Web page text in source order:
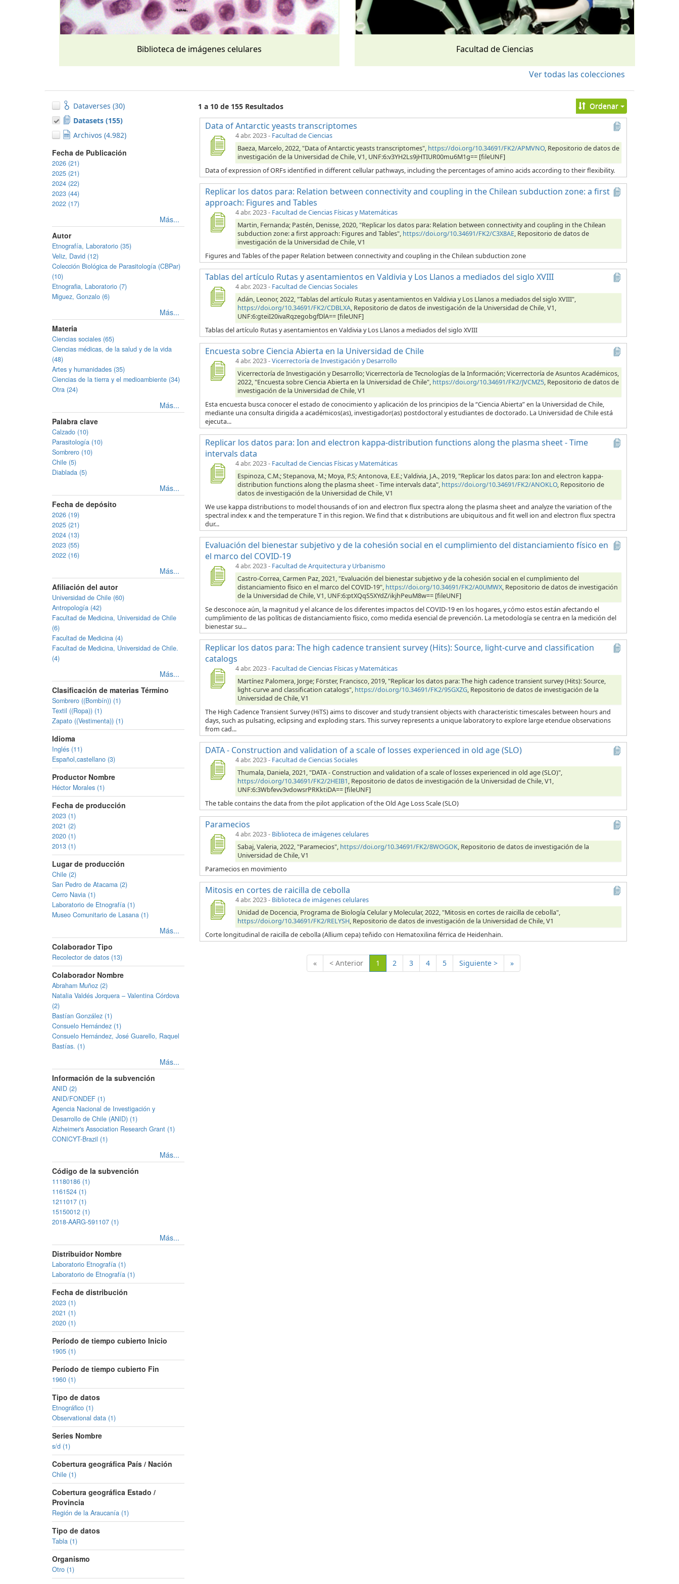
Biblioteca de imágenes celulares Facultad de Ciencias
Ver todas las colecciones
Dataverses (30)
Datasets (155)
Archivos (4.982)
Fecha de Publicación
2026 (21)
2025 (21)
2024 (22)
2023 (44)
2022 (17)
Más...
Autor
Etnografía, Laboratorio (35)
Veliz, David (12)
Colección Biológica de Parasitología (CBPar)
(10)
Etnografia, Laboratorio (7)
Miguez, Gonzalo (6)
Más...
Materia
Ciencias sociales (65)
Ciencias médicas, de la salud y de la vida
(48)
Artes y humanidades (35)
Ciencias de la tierra y el medioambiente (34)
Otra (24)
Más...
Palabra clave
Calzado (10)
Parasitología (10)
Sombrero (10)
Chile (5)
Diablada (5)
Más...
Fecha de depósito
2026 (19)
2025 (21)
2024 (13)
2023 (55)
2022 (16)
Más...
Afiliación del autor
Universidad de Chile (60)
Antropología (42)
Facultad de Medicina, Universidad de Chile
(6)
Facultad de Medicina (4)
Facultad de Medicina, Universidad de Chile.
(4)
Más...
Clasificación de materias Término
Sombrero ((Bombín)) (1)
Textil ((Ropa)) (1)
Zapato ((Vestimenta)) (1)
Idioma
Inglés (11)
Español,castellano (3)
Productor Nombre
Héctor Morales (1)
Fecha de producción
2023 (1)
2021 (2)
2020 (1)
2013 (1)
Lugar de producción
Chile (2)
San Pedro de Atacama (2)
Cerro Navia (1)
Laboratorio de Etnografía (1)
Museo Comunitario de Lasana (1)
Más...
Colaborador Tipo
Recolector de datos (13)
Colaborador Nombre
Abraham Muñoz (2)
Natalia Valdés Jorquera – Valentina Córdova
(2)
Bastían González (1)
Consuelo Hernández (1)
Consuelo Hernández, José Guarello, Raquel
Bastías. (1)
Más...
Información de la subvención
ANID (2)
ANID/FONDEF (1)
Agencia Nacional de Investigación y
Desarrollo de Chile (ANID) (1)
Alzheimer's Association Research Grant (1)
CONICYT-Brazil (1)
Más...
Código de la subvención
11180186 (1)
1161524 (1)
1211017 (1)
15150012 (1)
2018-AARG-591107 (1)
Más...
Distribuidor Nombre
Laboratorio Etnografía (1)
Laboratorio de Etnografía (1)
Fecha de distribución
2023 (1)
2021 (1)
2020 (1)
Período de tiempo cubierto Inicio
1905 (1)
Período de tiempo cubierto Fin
1960 (1)
Tipo de datos
Etnográfico (1)
Observational data (1)
Series Nombre
s/d (1)
Cobertura geográfica País / Nación
Chile (1)
Cobertura geográfica Estado /
Provincia
Región de la Araucanía (1)
Tipo de datos
Tabla (1)
Organismo
Otro (1)
1 a 10 de 155 Resultados Ordenar
Data of Antarctic yeasts transcriptomes
4 abr. 2023- Facultad de Ciencias
Baeza, Marcelo, 2022, "Data of Antarctic yeasts transcriptomes", https://doi.org/10.34691/FK2/APMVNO, Repositorio de datos de
investigación de la Universidad de Chile, V1, UNF:6:v3YH2Ls9jHTIUR00mu6M1g== [fileUNF]
Data of expression of ORFs identified in different cellular pathways, including the percentages of amino acids according to their flexibility.
Replicar los datos para: Relation between connectivity and coupling in the Chilean subduction zone: a first
approach: Figures and Tables
4 abr. 2023- Facultad de Ciencias Físicas y Matemáticas
Martin, Fernanda; Pastén, Denisse, 2020, "Replicar los datos para: Relation between connectivity and coupling in the Chilean
subduction zone: a first approach: Figures and Tables", https://doi.org/10.34691/FK2/C3X8AE, Repositorio de datos de
investigación de la Universidad de Chile, V1
Figures and Tables of the paper Relation between connectivity and coupling in the Chilean subduction zone
Tablas del artículo Rutas y asentamientos en Valdivia y Los Llanos a mediados del siglo XVIII
4 abr. 2023- Facultad de Ciencias Sociales
Adán, Leonor, 2022, "Tablas del artículo Rutas y asentamientos en Valdivia y Los Llanos a mediados del siglo XVIII",
https://doi.org/10.34691/FK2/CDBLXA, Repositorio de datos de investigación de la Universidad de Chile, V1,
UNF:6:gteiI20ivaRqzegobgfDlA== [fileUNF]
Tablas del artículo Rutas y asentamientos en Valdivia y Los Llanos a mediados del siglo XVIII
Encuesta sobre Ciencia Abierta en la Universidad de Chile
4 abr. 2023-Vicerrectoría de Investigación y Desarrollo
Vicerrectoría de Investigación y Desarrollo; Vicerrectoría de Tecnologías de la Información; Vicerrectoría de Asuntos Académicos,
2022, "Encuesta sobre Ciencia Abierta en la Universidad de Chile", https://doi.org/10.34691/FK2/JVCMZ5, Repositorio de datos de
investigación de la Universidad de Chile, V1
Esta encuesta busca conocer el estado de conocimiento y aplicación de los principios de la “Ciencia Abierta” en la Universidad de Chile,
mediante una consulta dirigida a académicos(as), investigador(as) postdoctoral y estudiantes de doctorado. La Universidad de Chile está
ejecuta...
Replicar los datos para: Ion and electron kappa-distribution functions along the plasma sheet - Time
intervals data
4 abr. 2023- Facultad de Ciencias Físicas y Matemáticas
Espinoza, C.M.; Stepanova, M.; Moya, P.S; Antonova, E.E.; Valdivia, J.A., 2019, "Replicar los datos para: Ion and electron kappa-
distribution functions along the plasma sheet - Time intervals data", https://doi.org/10.34691/FK2/ANOKLO, Repositorio de
datos de investigación de la Universidad de Chile, V1
We use kappa distributions to model thousands of ion and electron flux spectra along the plasma sheet and analyze the variation of the
spectral index κ and the temperature T in this region. We find that κ distributions are ubiquitous and fit well ion and electron flux spectra
dur...
Evaluación del bienestar subjetivo y de la cohesión social en el cumplimiento del distanciamiento físico en
el marco del COVID-19
4 abr. 2023- Facultad de Arquitectura y Urbanismo
Castro-Correa, Carmen Paz, 2021, "Evaluación del bienestar subjetivo y de la cohesión social en el cumplimiento del
distanciamiento físico en el marco del COVID-19", https://doi.org/10.34691/FK2/A0UMWX, Repositorio de datos de investigación
de la Universidad de Chile, V1, UNF:6:ptXQqS5XYdZ/ikjhPeuM8w== [fileUNF]
Se desconoce aún, la magnitud y el alcance de los diferentes impactos del COVID-19 en los hogares, y cómo estos están afectando el
cumplimiento de las políticas de distanciamiento físico, como medida esencial de prevención. La metodología se centra en la medición del
bienestar su...
Replicar los datos para: The high cadence transient survey (Hits): Source, light-curve and classification
catalogs
4 abr. 2023- Facultad de Ciencias Físicas y Matemáticas
Martínez Palomera, Jorge; Förster, Francisco, 2019, "Replicar los datos para: The high cadence transient survey (Hits): Source,
light-curve and classification catalogs", https://doi.org/10.34691/FK2/9SGXZG, Repositorio de datos de investigación de la
Universidad de Chile, V1
The High Cadence Transient Survey (HiTS) aims to discover and study transient objects with characteristic timescales between hours and
days, such as pulsating, eclipsing and exploding stars. This survey represents a unique laboratory to explore large etendue observations
from cad...
DATA - Construction and validation of a scale of losses experienced in old age (SLO)
4 abr. 2023- Facultad de Ciencias Sociales
Thumala, Daniela, 2021, "DATA - Construction and validation of a scale of losses experienced in old age (SLO)",
https://doi.org/10.34691/FK2/2HEIB1, Repositorio de datos de investigación de la Universidad de Chile, V1,
UNF:6:3Wbfevv3vdowsrPRKktiDA== [fileUNF]
The table contains the data from the pilot application of the Old Age Loss Scale (SLO)
Paramecios
4 abr. 2023- Biblioteca de imágenes celulares
Sabaj, Valeria, 2022, "Paramecios", https://doi.org/10.34691/FK2/8WOGOK, Repositorio de datos de investigación de la
Universidad de Chile, V1
Paramecios en movimiento
Mitosis en cortes de raicilla de cebolla
4 abr. 2023- Biblioteca de imágenes celulares
Unidad de Docencia, Programa de Biología Celular y Molecular, 2022, "Mitosis en cortes de raicilla de cebolla",
https://doi.org/10.34691/FK2/RELYSH, Repositorio de datos de investigación de la Universidad de Chile, V1
Corte longitudinal de raicilla de cebolla (Allium cepa) teñido con Hematoxilina férrica de Heidenhain.
« < Anterior 1 (Actual)
2 3 4 5 Siguiente > »